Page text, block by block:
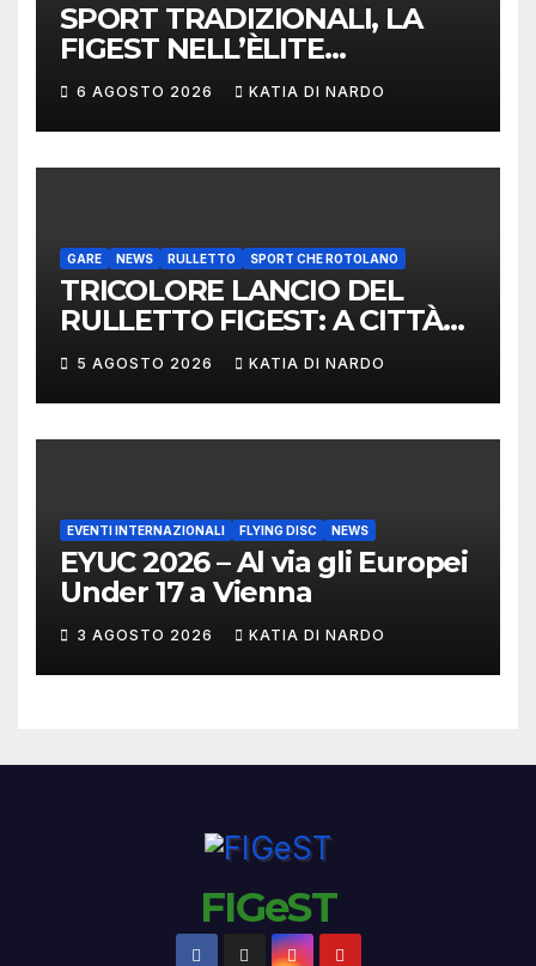
SPORT TRADIZIONALI, LA
FIGEST NELL’ÈLITE
MONDIALE: LA
DELEGAZIONE ITALIANA
PROTAGONISTA AL
CONVEGNO TAFISA A
6 AGOSTO 2026 KATIA DI NARDO
GARE NEWS RULLETTO SPORT CHE ROTOLANO
TRICOLORE LANCIO DEL
RULLETTO FIGEST: A CITTÀ
DI CASTELLO VINCONO
MARCHIGIANI ED UMBRI
5 AGOSTO 2026 KATIA DI NARDO
EVENTI INTERNAZIONALI FLYING DISC NEWS
EYUC 2026 – Al via gli Europei
Under 17 a Vienna
3 AGOSTO 2026 KATIA DI NARDO
FIGeST